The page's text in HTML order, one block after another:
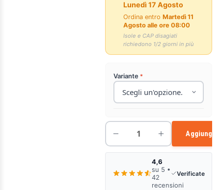
Lunedì 17 Agosto
Ordina entroMartedì 11
Agosto alle ore 08:00
Isole e CAP disagiati
richiedono 1/2 giorni in più
Variante
Aggiungi
4,6
su 5 •
42
recensioni
Verificate